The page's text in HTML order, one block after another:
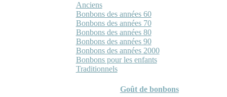
Anciens
Bonbons des années 60
Bonbons des années 70
Bonbons des années 80
Bonbons des années 90
Bonbons des années 2000
Bonbons pour les enfants
Traditionnels
Goût de bonbons